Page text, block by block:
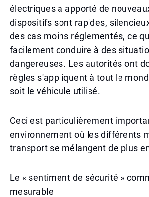
électriques a apporté de
dispositifs sont rapides,
des cas moins réglementés, ce
facilement conduire à des
dangereuses. Les autorités ont
règles s'appliquent à tout le
soit le véhicule utilisé.
Ceci est particulièrement
environnement où les différents
transport se mélangent de plus
Le « sentiment de sécurité »
mesurable